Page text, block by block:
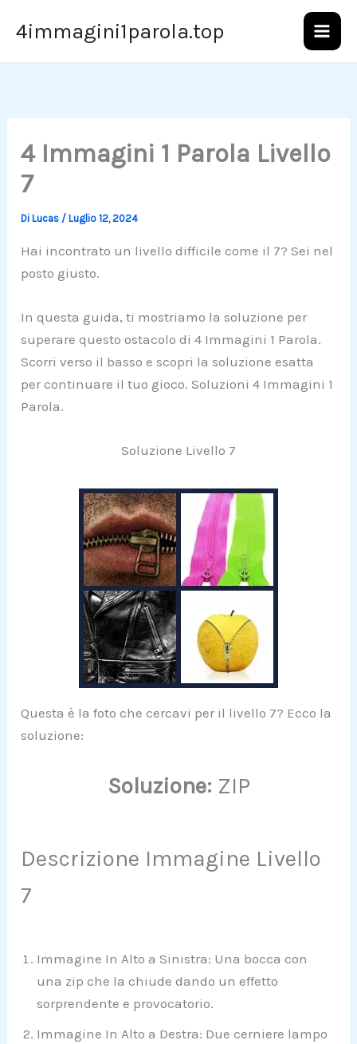
4immagini1parola.top
4 Immagini 1 Parola Livello
7
DiLucas /Luglio 12, 2024
Hai incontrato un livello difficile come il 7? Sei nel
posto giusto.
In questa guida, ti mostriamo la soluzione per
superare questo ostacolo di 4 Immagini 1 Parola.
Scorri verso il basso e scopri la soluzione esatta
per continuare il tuo gioco. Soluzioni 4 Immagini 1
Parola.
Soluzione Livello 7
Questa è la foto che cercavi per il livello 7? Ecco la
soluzione:
Soluzione: ZIP
Descrizione Immagine Livello
7
Immagine In Alto a Sinistra: Una bocca con
una zip che la chiude dando un effetto
sorprendente e provocatorio.
Immagine In Alto a Destra: Due cerniere lampo